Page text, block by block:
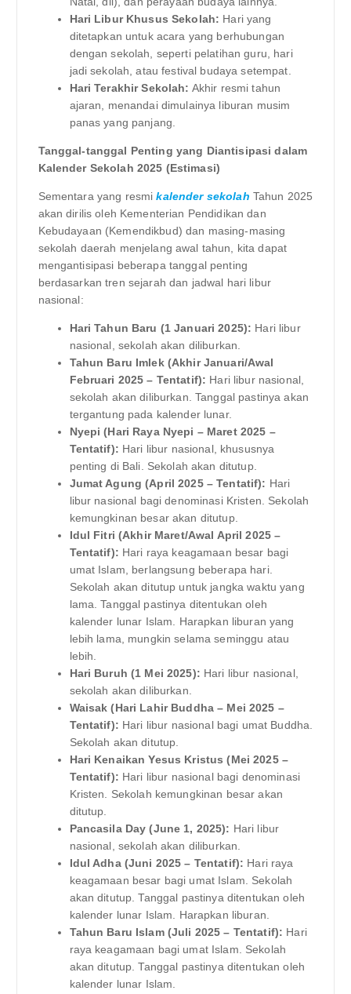
Hari Libur Khusus Sekolah: Hari yang
ditetapkan untuk acara yang berhubungan
dengan sekolah, seperti pelatihan guru, hari
jadi sekolah, atau festival budaya setempat.
Hari Terakhir Sekolah: Akhir resmi tahun
ajaran, menandai dimulainya liburan musim
panas yang panjang.
Tanggal-tanggal Penting yang Diantisipasi dalam
Kalender Sekolah 2025 (Estimasi)
Sementara yang resmikalender sekolah Tahun 2025
akan dirilis oleh Kementerian Pendidikan dan
Kebudayaan (Kemendikbud) dan masing-masing
sekolah daerah menjelang awal tahun, kita dapat
mengantisipasi beberapa tanggal penting
berdasarkan tren sejarah dan jadwal hari libur
nasional:
Hari Tahun Baru (1 Januari 2025): Hari libur
nasional, sekolah akan diliburkan.
Tahun Baru Imlek (Akhir Januari/Awal
Februari 2025 – Tentatif): Hari libur nasional,
sekolah akan diliburkan. Tanggal pastinya akan
tergantung pada kalender lunar.
Nyepi (Hari Raya Nyepi – Maret 2025 –
Tentatif): Hari libur nasional, khususnya
penting di Bali. Sekolah akan ditutup.
Jumat Agung (April 2025 – Tentatif): Hari
libur nasional bagi denominasi Kristen. Sekolah
kemungkinan besar akan ditutup.
Idul Fitri (Akhir Maret/Awal April 2025 –
Tentatif): Hari raya keagamaan besar bagi
umat Islam, berlangsung beberapa hari.
Sekolah akan ditutup untuk jangka waktu yang
lama. Tanggal pastinya ditentukan oleh
kalender lunar Islam. Harapkan liburan yang
lebih lama, mungkin selama seminggu atau
lebih.
Hari Buruh (1 Mei 2025): Hari libur nasional,
sekolah akan diliburkan.
Waisak (Hari Lahir Buddha – Mei 2025 –
Tentatif): Hari libur nasional bagi umat Buddha.
Sekolah akan ditutup.
Hari Kenaikan Yesus Kristus (Mei 2025 –
Tentatif): Hari libur nasional bagi denominasi
Kristen. Sekolah kemungkinan besar akan
ditutup.
Pancasila Day (June 1, 2025): Hari libur
nasional, sekolah akan diliburkan.
Idul Adha (Juni 2025 – Tentatif): Hari raya
keagamaan besar bagi umat Islam. Sekolah
akan ditutup. Tanggal pastinya ditentukan oleh
kalender lunar Islam. Harapkan liburan.
Tahun Baru Islam (Juli 2025 – Tentatif): Hari
raya keagamaan bagi umat Islam. Sekolah
akan ditutup. Tanggal pastinya ditentukan oleh
kalender lunar Islam.